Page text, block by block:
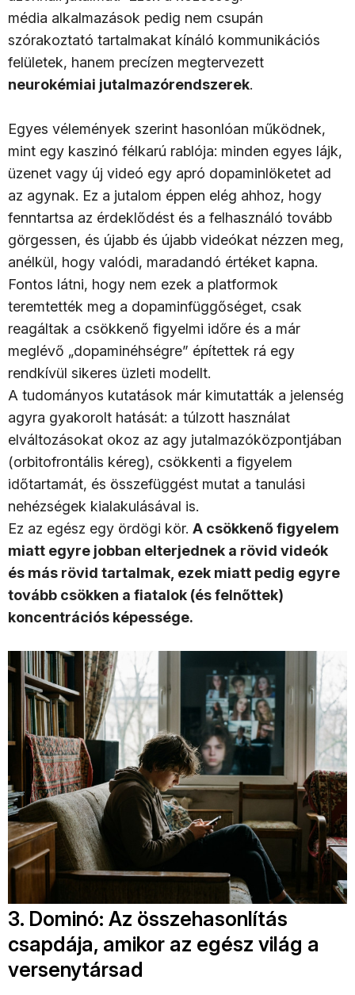
média alkalmazások pedig nem csupán
szórakoztató tartalmakat kínáló kommunikációs
felületek, hanem precízen megtervezett
neurokémiai jutalmazórendszerek.
Egyes vélemények szerint hasonlóan működnek,
mint egy kaszinó félkarú rablója: minden egyes lájk,
üzenet vagy új videó egy apró dopaminlöketet ad
az agynak. Ez a jutalom éppen elég ahhoz, hogy
fenntartsa az érdeklődést és a felhasználó tovább
görgessen, és újabb és újabb videókat nézzen meg,
anélkül, hogy valódi, maradandó értéket kapna.
Fontos látni, hogy nem ezek a platformok
teremtették meg a dopaminfüggőséget, csak
reagáltak a csökkenő figyelmi időre és a már
meglévő „dopaminéhségre” építettek rá egy
rendkívül sikeres üzleti modellt.
A tudományos kutatások már kimutatták a jelenség
agyra gyakorolt hatását: a túlzott használat
elváltozásokat okoz az agy jutalmazóközpontjában
(orbitofrontális kéreg), csökkenti a figyelem
időtartamát, és összefüggést mutat a tanulási
nehézségek kialakulásával is.
Ez az egész egy ördögi kör. A csökkenő figyelem
miatt egyre jobban elterjednek a rövid videók
és más rövid tartalmak, ezek miatt pedig egyre
tovább csökken a fiatalok (és felnőttek)
koncentrációs képessége.
3. Dominó: Az összehasonlítás
csapdája, amikor az egész világ a
versenytársad